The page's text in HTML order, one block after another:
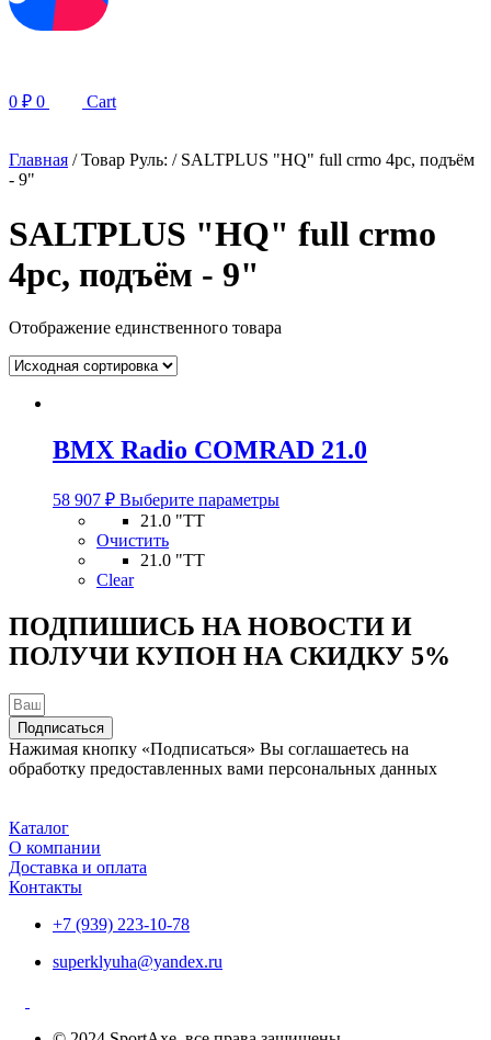
0 ₽ 0 Cart
Главная / Товар Руль: / SALTPLUS "HQ" full crmo 4pc, подъём
- 9"
SALTPLUS "HQ" full crmo
4pc, подъём - 9"
Отображение единственного товара
BMX Radio COMRAD 21.0
58 907 ₽ Выберите параметрыЭтот
можно
выбрать
на
21.0 "TT
Очистить
21.0 "TT
Clear
ПОДПИШИСЬ НА НОВОСТИ И
ПОЛУЧИ КУПОН НА СКИДКУ 5%
Подписаться
Нажимая кнопку «Подписаться» Вы соглашаетесь на
обработку предоставленных вами персональных данных
Каталог
О компании
Доставка и оплата
Контакты
+7 (939) 223-10-78
superklyuha@yandex.ru